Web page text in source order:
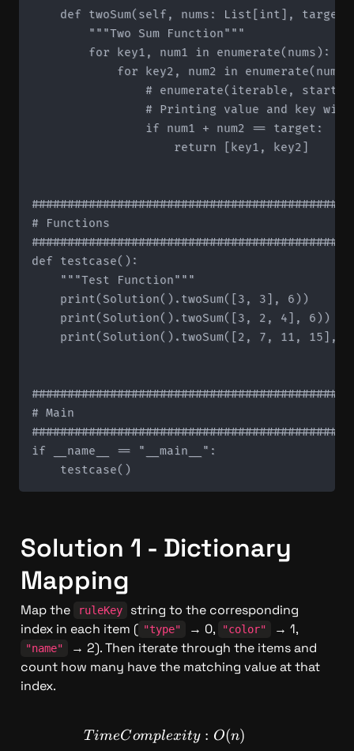
def twoSum(self, nums: List[int],
        """Two Sum Function"""
        for key1, num1 in enumerate(nums):
for key2, num2 in
# Printing value and key
                if num1 + num2 == target:
                    return [key1, key2]
# Functions
def testcase():
    """Test Function"""
    print(Solution().twoSum([3, 3], 6))
    print(Solution().twoSum([3, 2, 4], 6))
print(Solution().twoSum([2, 7, 11, 15],
# Main
if __name__ == "__main__":
Solution 1 - Dictionary
Mapping
Map the ruleKey
string to the corresponding
index in each item ( "type" → 0, "color"
"name"
→ 2). Then iterate through the items and
count how many have the matching value at that
index.
TimeComplexity: O(n)
T imeComplexity : O(n)